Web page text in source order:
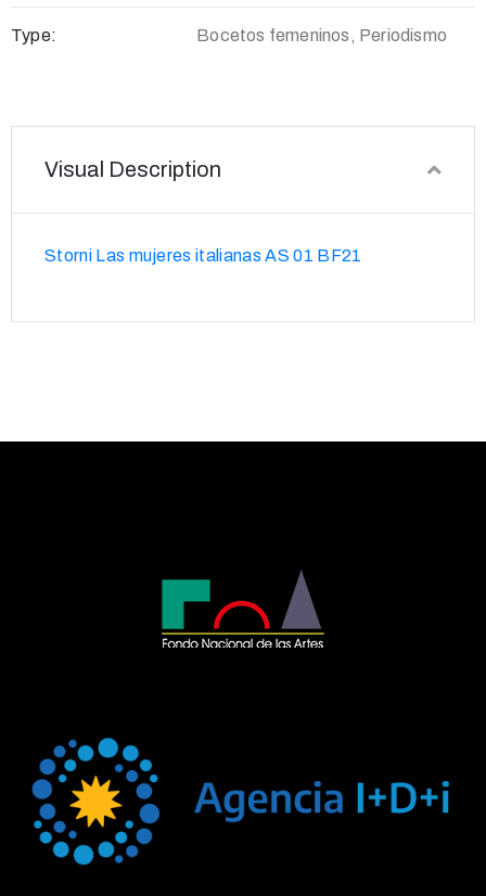
Type: Bocetos femeninos, Periodismo
Visual Description
Storni Las mujeres italianas AS 01 BF21